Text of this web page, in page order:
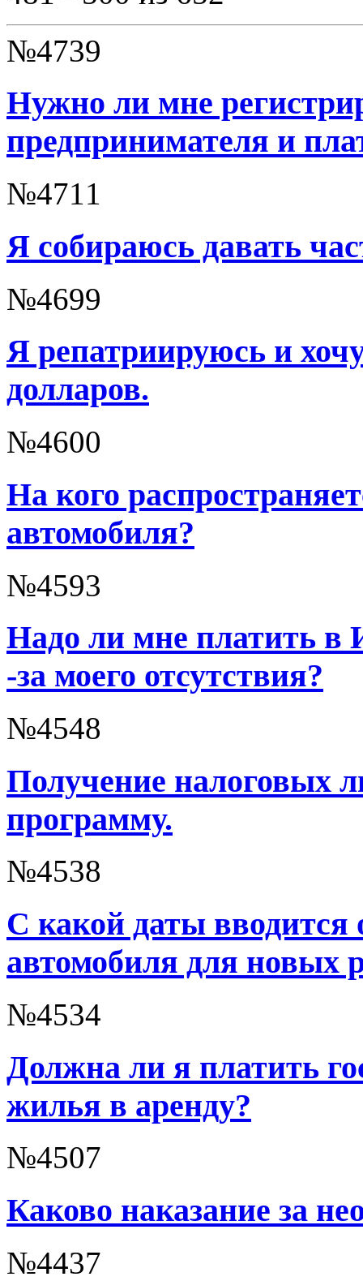
№4739
Нужно ли мне
предпринимателя и
№4711
Я собираюсь давать
№4699
Я репатриируюсь и
долларов.
№4600
На кого
автомобиля?
№4593
Надо ли мне платить в
-за моего отсутствия?
№4548
Получение налоговых
программу.
№4538
С какой даты вводится
автомобиля для новых
№4534
Должна ли я платить
жилья в аренду?
№4507
Каково наказание за
№4437